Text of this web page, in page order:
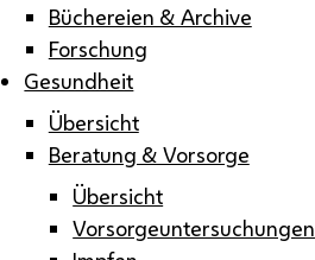
Büchereien & Archive
Forschung
Gesundheit
Übersicht
Beratung & Vorsorge
Übersicht
Vorsorgeuntersuchungen